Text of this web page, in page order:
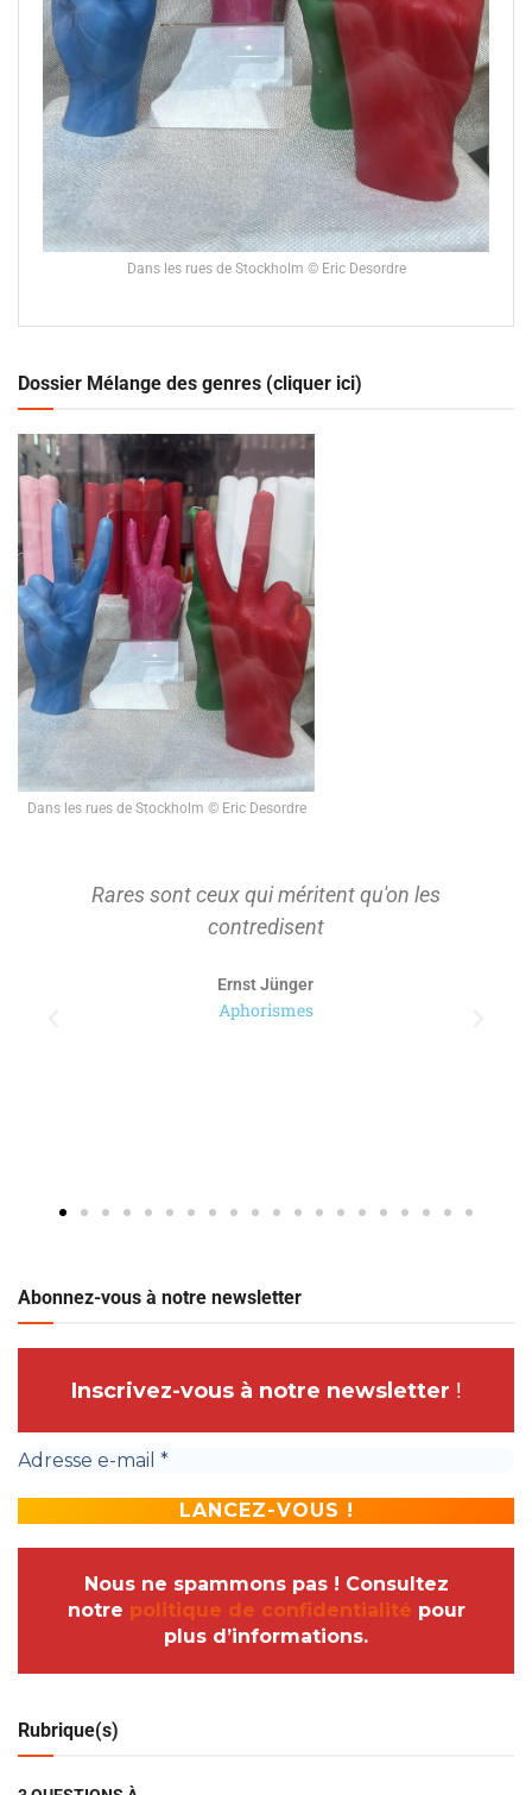
Dans les rues de Stockholm © Eric Desordre
Dossier Mélange des genres (cliquer ici)
Dans les rues de Stockholm © Eric Desordre
Rares sont ceux qui méritent qu'on les
contredisent
Ernst Jünger
Aphorismes
Abonnez-vous à notre newsletter
Inscrivez-vous à notre newsletter !
Nous ne spammons pas ! Consultez
notre politique de confidentialité pour
plus d’informations.
Rubrique(s)